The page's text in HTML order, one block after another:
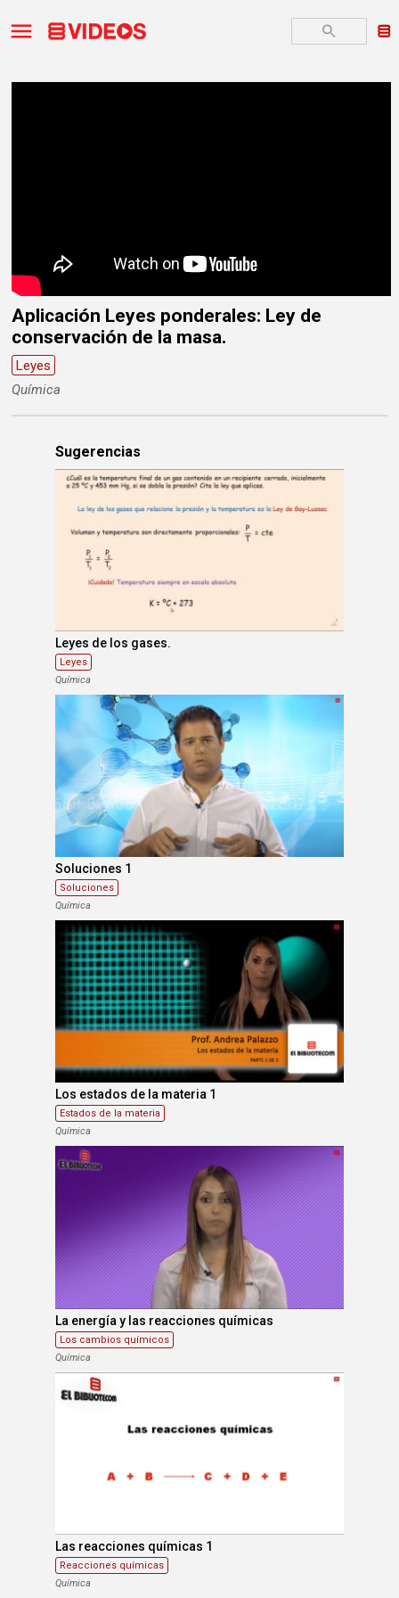
Aplicación Leyes ponderales: Ley de
conservación de la masa.
Leyes
Química
Sugerencias
Leyes de los gases.
Leyes
Química
Soluciones 1
Soluciones
Química
Los estados de la materia 1
Estados de la materia
Química
La energía y las reacciones químicas
Los cambios químicos
Química
Las reacciones químicas 1
Reacciones químicas
Química